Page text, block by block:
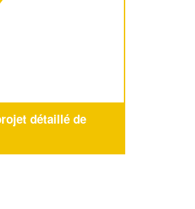
détaillé de